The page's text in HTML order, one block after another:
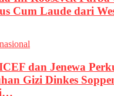
Cum Laude dari
dan Jenewa
Gizi Dinkes